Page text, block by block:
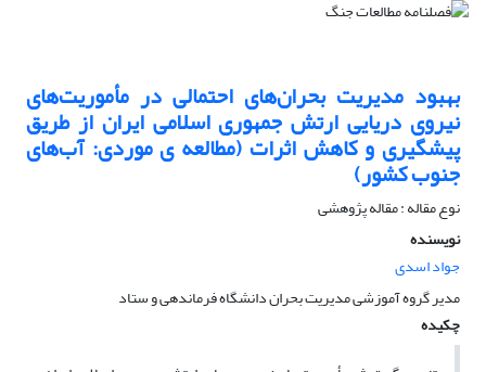
بهبود مدیریت بحران‌های احتمالی در مأموریت‌های
نیروی دریایی ارتش جمهوری اسلامی ایران از طریق
پیشگیری و کاهش اثرات (مطالعه ی موردی: آب‌های
جنوب کشور)
نوع مقاله : مقاله پژوهشی
نویسنده
جواد اسدی
مدیر گروه آموزشی مدیریت بحران دانشگاه فرماندهی و ستاد
چکیده